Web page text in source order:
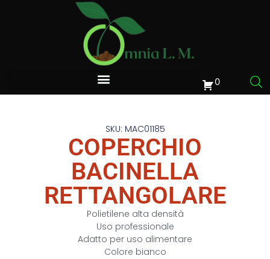
0
SKU: MAC01185
COPERCHIO
BACINELLA
RETTANGOLARE
Polietilene alta densità
Uso professionale
Adatto per uso alimentare
Colore bianco